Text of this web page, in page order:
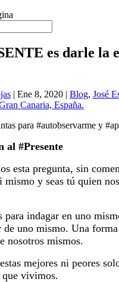
es darle la
| Ene 8, 2020 | Blog, José
Canaria, España.
para #autobservarme y
al #Presente
esta pregunta, sin
mismo y seas tú quien
para indagar en uno
de uno mismo. Una
nosotros mismos.
mejores ni peores
que vivimos.